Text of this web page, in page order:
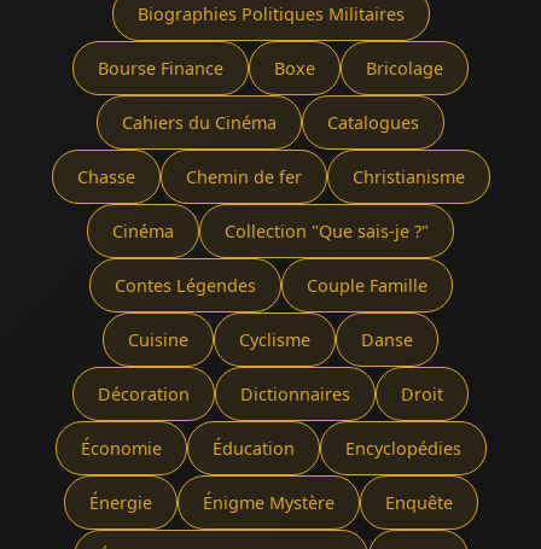
Biographies Politiques Militaires
Bourse Finance Boxe Bricolage
Cahiers du Cinéma Catalogues
Chasse Chemin de fer Christianisme
Cinéma Collection "Que sais-je ?"
Contes Légendes Couple Famille
Cuisine Cyclisme Danse
Décoration Dictionnaires Droit
Économie Éducation Encyclopédies
Énergie Énigme Mystère Enquête